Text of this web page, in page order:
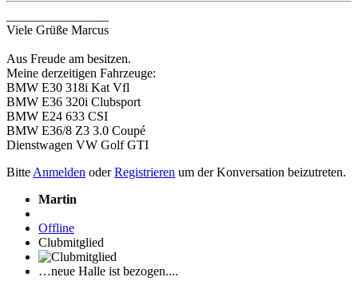
Viele Grüße Marcus
Aus Freude am besitzen.
Meine derzeitigen Fahrzeuge:
BMW E30 318i Kat Vfl
BMW E36 320i Clubsport
BMW E24 633 CSI
BMW E36/8 Z3 3.0 Coupé
Dienstwagen VW Golf GTI
Bitte Anmelden oderRegistrieren um der Konversation beizutreten.
Martin
Offline
Clubmitglied
…neue Halle ist bezogen....